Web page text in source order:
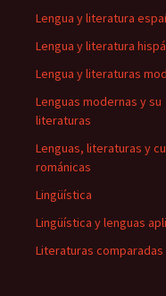
Lengua y literatura
Lengua y literatura
Lengua y literaturas
Lenguas modernas y su
literaturas
Lenguas, literaturas y
románicas
Lingüística
Lingüística y lenguas
Literaturas comparadas